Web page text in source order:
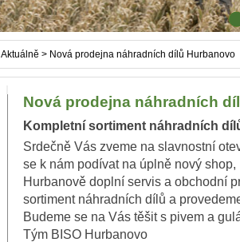
Aktuálně > Nová prodejna náhradních dílů Hurbanovo
Nová prodejna náhradních
Kompletní sortiment náhradních
Srdečně Vás zveme na slavnostní
se k nám podívat na úplně nový
Hurbanově doplní servis a obchodní
sortiment náhradních dílů a
Budeme se na Vás těšit s pivem a
Tým BISO Hurbanovo